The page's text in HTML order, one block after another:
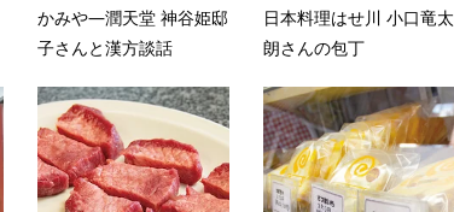
かみや―潤天堂 神谷姫邸
子さんと漢方談話
日本料理はせ川 小口竜太
朗さんの包丁